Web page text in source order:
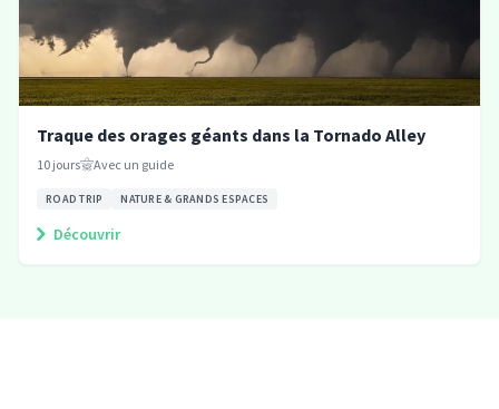
Traque des orages géants dans la Tornado Alley
10 jours Avec un guide
ROAD TRIP NATURE & GRANDS ESPACES
Découvrir